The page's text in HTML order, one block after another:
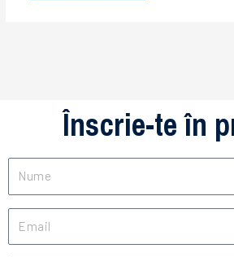
Înscrie-te în